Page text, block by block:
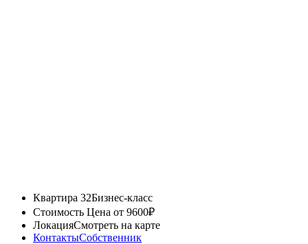
Квартира 32Бизнес-класс
Стоимость Цена от 9600₽
ЛокацияСмотреть на карте
КонтактыСобственник